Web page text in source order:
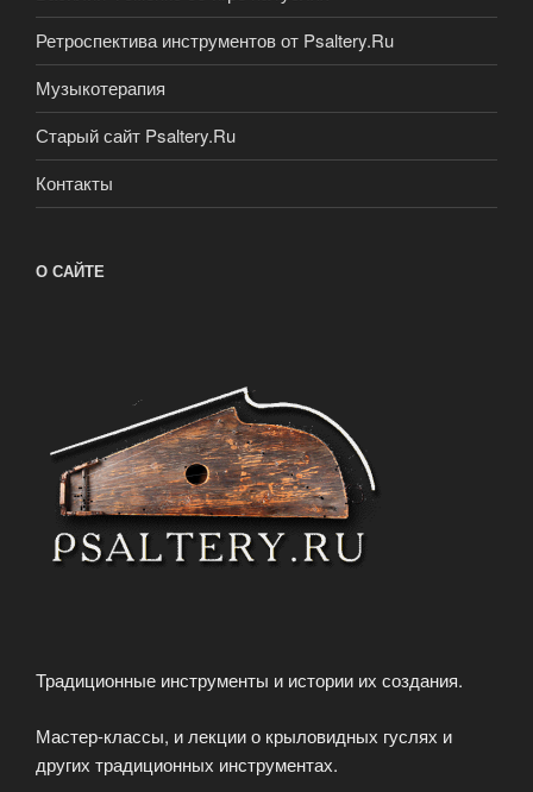
Ретроспектива инструментов от Psaltery.Ru
Музыкотерапия
Старый сайт Psaltery.Ru
Контакты
О САЙТЕ
Традиционные инструменты и истории их создания.
Мастер-классы, и лекции о крыловидных гуслях и
других традиционных инструментах.